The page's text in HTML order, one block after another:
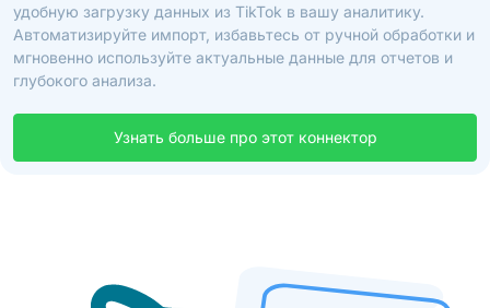
удобную загрузку данных из TikTok в вашу аналитику.
Автоматизируйте импорт, избавьтесь от ручной обработки и
мгновенно используйте актуальные данные для отчетов и
глубокого анализа.
Узнать больше про этот коннектор